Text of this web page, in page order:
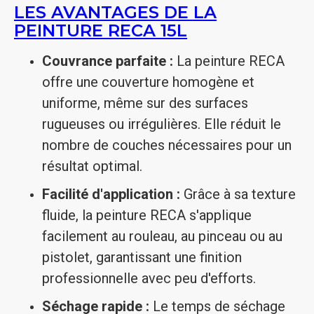
LES AVANTAGES DE LA
PEINTURE RECA 15L
Couvrance parfaite : La peinture RECA
offre une couverture homogène et
uniforme, même sur des surfaces
rugueuses ou irrégulières. Elle réduit le
nombre de couches nécessaires pour un
résultat optimal.
Facilité d'application : Grâce à sa texture
fluide, la peinture RECA s'applique
facilement au rouleau, au pinceau ou au
pistolet, garantissant une finition
professionnelle avec peu d'efforts.
Séchage rapide : Le temps de séchage